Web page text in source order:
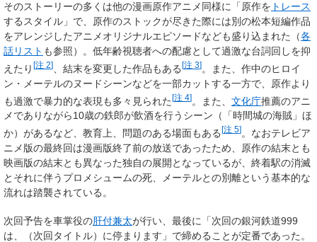
そのストーリーの多くは他の漫画原作アニメ同様に「原作を トレース
するスタイル」で、原作のストックが尽きた際には別の松本短編作品
をアレンジしたアニメオリジナルエピソードなども盛り込まれた（各
話リスト も参照）。低年齢視聴者への配慮として過激な台詞回しを抑
えたり [注 2] 、結末を変更した作品もある[注 3]。また、作中のヒロイ
ン・メーテルのヌードシーンなどを一部カットする一方で、原作より
も過激で暴力的な表現も多々見られた[注 4]。また、 文化庁推薦のアニ
メでありながら10歳の鉄郎が飲酒を行うシーン（「時間城の海賊」ほ
か）があるなど、教育上、問題のある場面もある [注 5] 。なおテレビア
ニメ版の最終回は漫画版終了前の放送であったため、原作の結末とも
映画版の結末とも異なった独自の展開となっているが、終着駅の消滅
とそれに伴うプロメシュームの死、メーテルとの別離という基本的な
流れは踏襲されている。
次回予告を車掌役の肝付兼太が行い、最後に「次回の銀河鉄道999
は、（次回タイトル）に停まります」で締めることが定番であった。